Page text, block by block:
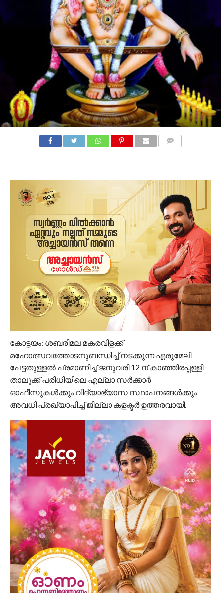
കോട്ടയം: ശബരിമല മകരവിളക്ക്
മഹോത്സവത്തോടനുബന്ധിച്ച് നടക്കുന്ന എരുമേലി
പേട്ടതുള്ളൽ പ്രമാണിച്ച് ജനുവരി 12 ന് കാഞ്ഞിരപ്പള്ളി
താലൂക്ക് പരിധിയിലെ എല്ലാ സർക്കാർ
ഓഫീസുകൾക്കും വിദ്യാഭ്യാസ സ്ഥാപനങ്ങൾക്കും
അവധി പ്രഖ്യാപിച്ച് ജില്ലാ കളക്ടർ ഉത്തരവായി.